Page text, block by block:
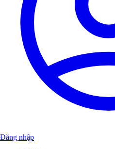
Đăng nhập